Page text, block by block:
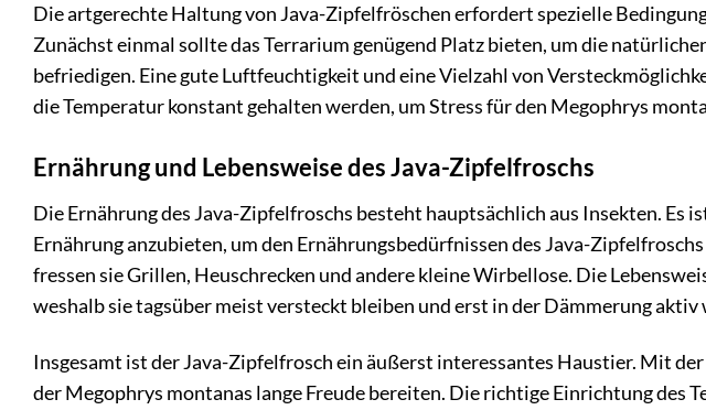
Die artgerechte Haltung von Java-Zipfelfröschen erfordert spezielle
Zunächst einmal sollte das Terrarium genügend Platz bieten, um die
befriedigen. Eine gute Luftfeuchtigkeit und eine Vielzahl von
die Temperatur konstant gehalten werden, um Stress für den Megophrys
Ernährung und Lebensweise des Java-Zipfelfroschs
Die Ernährung des Java-Zipfelfroschs besteht hauptsächlich aus Insekten. Es
Ernährung anzubieten, um den Ernährungsbedürfnissen des Java-
fressen sie Grillen, Heuschrecken und andere kleine Wirbellose. Die
weshalb sie tagsüber meist versteckt bleiben und erst in der Dämmerung aktiv
Insgesamt ist der Java-Zipfelfrosch ein äußerst interessantes Haustier. Mit
der Megophrys montanas lange Freude bereiten. Die richtige Einrichtung des